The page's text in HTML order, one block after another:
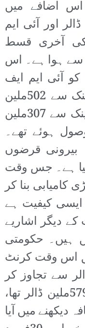
اس اضافے میں
سے 700ملین ڈالر اور آئی ایم
ڈالر کی آخری قسط
سے ہوا ہے۔ اس
آئی ایم ایف
سے 501ملین ڈالر، ورلڈ بینک سے 502ملین
ڈالر اور ایشیائی ترقیاتی بینک سے 307ملین
ہوئے تھے۔
بیرونی قرضوں
ہے۔ جس وقت
کامیابی بنا کر
ایسی کیفیت ہے
دیگر اشاریے
ہیں۔ حکومتی
اس وقت کرنٹ
1.36ارب ڈالر سے تجاوز کر
چکا ہے جو ایک سال قبل 579ملین ڈالر تھا،
اضافہ دیکھنے میں آیا